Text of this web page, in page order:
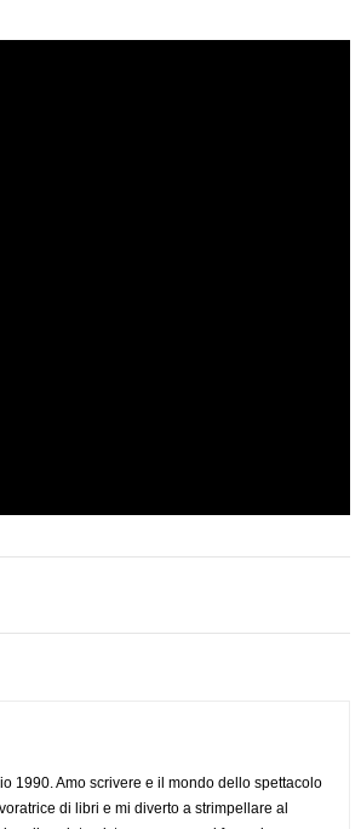
1990. Amo scrivere e il mondo dello spettacolo
di libri e mi diverto a strimpellare al